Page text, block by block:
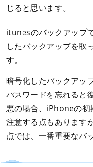
じると思います。
itunesのバックアップ
したバックアップを取
す。
暗号化したバックアッ
パスワードを忘れると
悪の場合、iPhoneの初
注意する点もあります
点では、一番重要なバ